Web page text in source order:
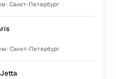
· Санкт-Петербург
· Санкт-Петербург